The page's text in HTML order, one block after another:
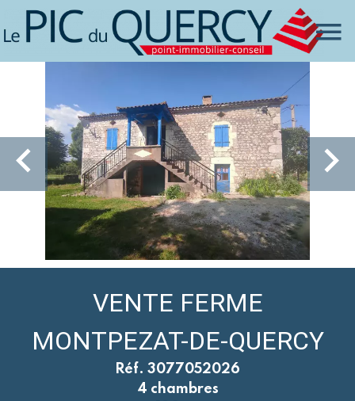
VENTE FERME
MONTPEZAT-DE-QUERCY
Réf. 3077052026
4 chambres